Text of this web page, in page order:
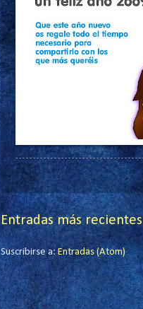
Entradas más recientes
Suscribirse a:Entradas (Atom)